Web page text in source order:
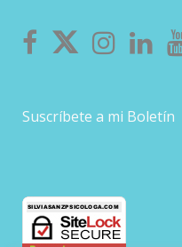
Suscríbete a mi Boletín